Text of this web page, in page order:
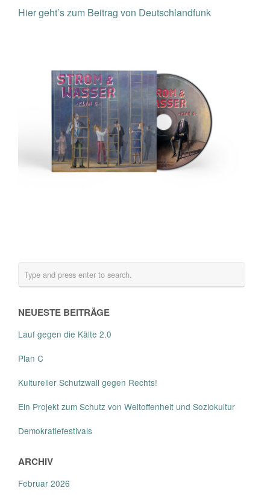
Hier geht’s zum Beitrag von Deutschlandfunk
NEUESTE BEITRÄGE
Lauf gegen die Kälte 2.0
Plan C
Kultureller Schutzwall gegen Rechts!
Ein Projekt zum Schutz von Weltoffenheit und Soziokultur
Demokratiefestivals
ARCHIV
Februar 2026